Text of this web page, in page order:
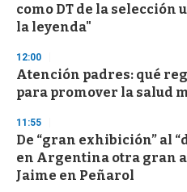
como DT de la selección
la leyenda"
12:00
Atención padres: qué
para promover la salud
11:55
De “gran exhibición” al
en Argentina otra gran
Jaime en Peñarol